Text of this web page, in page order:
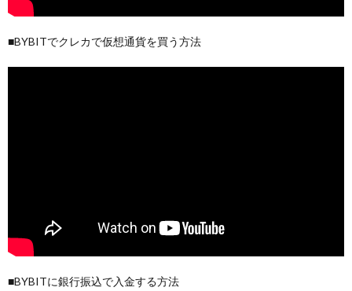
■BYBITでクレカで仮想通貨を買う方法
■BYBITに銀行振込で入金する方法